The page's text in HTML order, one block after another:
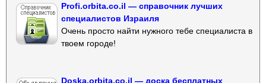
Profi.orbita.co.il — справочник лучших
специалистов Израиля
Очень просто найти нужного тебе специалиста в
твоем городе!
Doska.orbita.co.il — доска бесплатных